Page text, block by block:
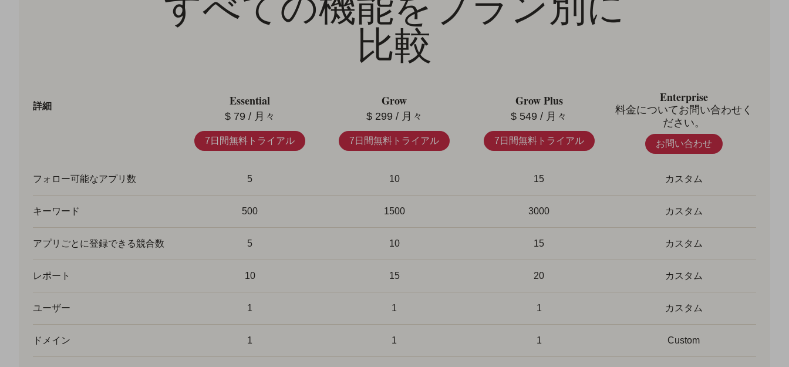
比較
詳細 Essential
$ 79 / 月々
7日間無料トライアル
Grow
$ 299 / 月々
7日間無料トライアル
Grow Plus
$ 549 / 月々
7日間無料トライアル
Enterprise
料金についてお問い合わせく
ださい。
お問い合わせ
フォロー可能なアプリ数 5 10 15 カスタム
キーワード 500 1500 3000 カスタム
アプリごとに登録できる競合数 5 10 15 カスタム
レポート 10 15 20 カスタム
ユーザー 1 1 1 カスタム
ドメイン 1 1 1 Custom